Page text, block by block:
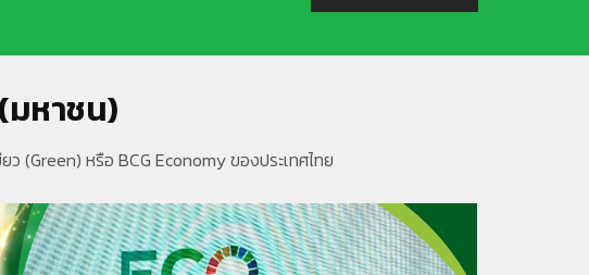
มหาชน)
(Green) หรือ BCG Economy ของประเทศไทย